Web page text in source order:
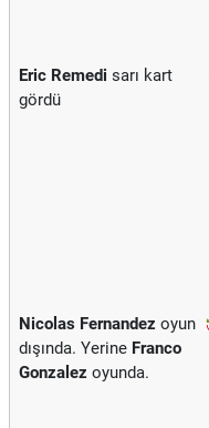
Eric Remedi sarı kart
gördü
Nicolas Fernandez oyun
dışında. Yerine Franco
Gonzalez oyunda.